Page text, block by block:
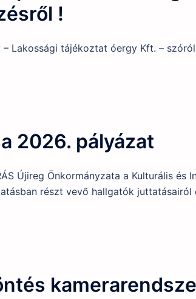
!
– Lakossági tájékoztat óergy Kft. –
2026. pályázat
Újireg Önkormányzata a Kulturális
részt vevő hallgatók juttatásairól